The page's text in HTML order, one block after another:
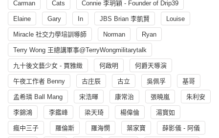
Carman Cats Connie 李玥穎 - Founder of Drip39
Elaine Gary In JBS Brian 李凱賢 Louise
Miracle 社交力學培訓導師 Norman Ryan
Terry Wong 王總講軍事@TerryWongmilitarytalk
九十後文藝少女 - 賈雅緻 何啟明 何爵天導演
午夜工作者 Benny 古庄辰 古立 吳佩孚 基哥
孟希璘 Ball Mang 宋浩暉 康常治 張曉嵐 朱利安
李錦鴻 李鑑峰 梁天琦 楊偉倫 湯寳如
瘋中三子 羅倫斯 羅海憫 葉家寶 薛影儀 - 阿儀